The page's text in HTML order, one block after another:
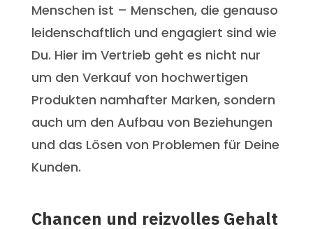
Menschen ist – Menschen, die genauso
leidenschaftlich und engagiert sind wie
Du. Hier im Vertrieb geht es nicht nur
um den Verkauf von hochwertigen
Produkten namhafter Marken, sondern
auch um den Aufbau von Beziehungen
und das Lösen von Problemen für Deine
Kunden.
Chancen und reizvolles Gehalt